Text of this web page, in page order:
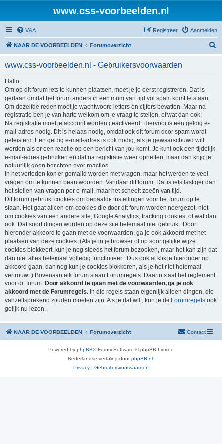
www.css-voorbeelden.nl
V&A Aanmelden
Registreer
NAAR DE VOORBEELDEN Forumoverzicht
www.css-voorbeelden.nl - Gebruikersvoorwaarden
Hallo,
Om op dit forum iets te kunnen plaatsen, moet je je eerst registreren. Dat is
gedaan omdat het forum anders in een mum van tijd vol spam komt te staan.
Om dezelfde reden moet je wachtwoord letters én cijfers bevatten. Maar na
registratie ben je van harte welkom om je vraag te stellen, of wat dan ook.
Na registratie moet je account worden geactiveerd. Hiervoor is een geldig e-
mail-adres nodig. Dit is helaas nodig, omdat ook dit forum door spam wordt
geteisterd. Een geldig e-mail-adres is ook nodig, als je gewaarschuwd wilt
worden als er een reactie op een bericht van jou komt. Je kunt ook een tijdelijk
e-mail-adres gebruiken en dat na registratie weer opheffen, maar dan krijg je
natuurlijk geen berichten over reacties.
In het verleden kon er gemaild worden met vragen, maar het werden te veel
vragen om te kunnen beantwoorden. Vandaar dit forum. Dat is iets lastiger dan
het stellen van vragen per e-mail, maar het scheelt zeeën van tijd.
Dit forum gebruikt cookies om bepaalde instellingen voor het forum op te
slaan. Het gaat alleen om cookies die door dit forum worden neergezet, niet
om cookies van een andere site, Google Analytics, tracking cookies, of wat dan
ook. Dat soort dingen worden op deze site helemaal niet gebruikt. Door
hieronder akkoord te gaan met de voorwaarden, ga je ook akkoord met het
plaatsen van deze cookies. (Als je in je browser of op soortgelijke wijze
cookies blokkeert, kun je nog steeds het forum bezoeken, maar het kan zijn dat
dan niet alles helemaal volledig functioneert. Dus ook al klik je hieronder op
akkoord gaan, dan nog kun je cookies blokkeren, als je het niet helemaal
vertrouwt.) Bovenaan elk forum staan Forumregels. Daarin staat het reglement
voor dit forum. Door akkoord te gaan met de voorwaarden, ga je ook
akkoord met de Forumregels. In die regels staan eigenlijk alleen dingen, die
vanzelfsprekend zouden moeten zijn. Als je dat wilt, kun je de Forumregels ook
gelijk nu lezen.
NAAR DE VOORBEELDEN Forumoverzicht Contact
Powered by phpBB® Forum Software © phpBB Limited
Nederlandse vertaling doorphpBB.nl
Privacy | Gebruikersvoorwaarden